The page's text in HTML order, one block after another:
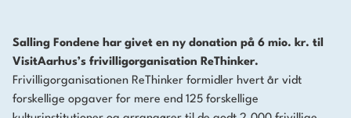
Salling Fondene har givet en ny donation på 6 mio. kr. til
VisitAarhus’s frivilligorganisation ReThinker.
Frivilligorganisationen ReThinker formidler hvert år vidt
forskellige opgaver for mere end 125 forskellige